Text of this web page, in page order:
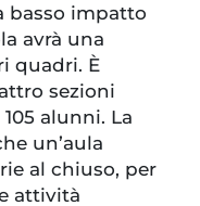
basso impatto
avrà una
quadri. È
sezioni
alunni. La
un’aula
al chiuso, per
attività